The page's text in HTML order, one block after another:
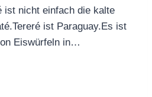
ist nicht einfach die kalte
ist Paraguay.Es ist
Eiswürfeln in…